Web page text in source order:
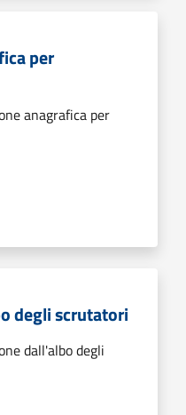
per
anagrafica per
degli scrutatori
dall'albo degli